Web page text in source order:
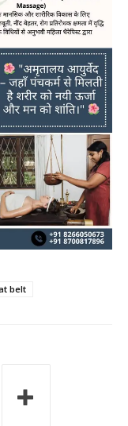
belt